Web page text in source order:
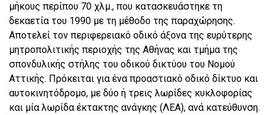
μήκους περίπου 70 χλμ., που κατασκευάστηκε τη
δεκαετία του 1990 με τη μέθοδο της παραχώρησης.
Αποτελεί τον περιφερειακό οδικό άξονα της ευρύτερης
μητροπολιτικής περιοχής της Αθήνας και τμήμα της
σπονδυλικής στήλης του οδικού δικτύου του Νομού
Αττικής. Πρόκειται για ένα προαστιακό οδικό δίκτυο και
αυτοκινητόδρομο, με δύο ή τρεις λωρίδες κυκλοφορίας
και μία λωρίδα έκτακτης ανάγκης (ΛΕΑ), ανά κατεύθυνση.